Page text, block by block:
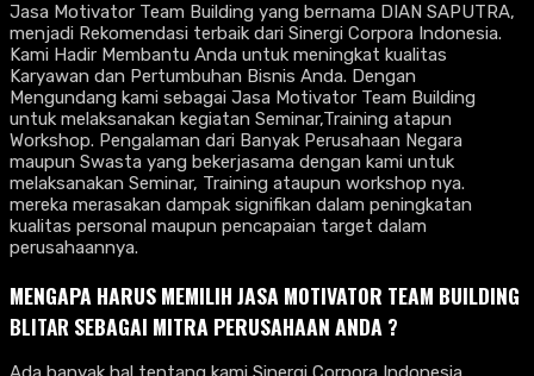
Jasa Motivator Team Building yang bernama DIAN SAPUTRA,
menjadi Rekomendasi terbaik dari Sinergi Corpora Indonesia.
Kami Hadir Membantu Anda untuk meningkat kualitas
Karyawan dan Pertumbuhan Bisnis Anda. Dengan
Mengundang kami sebagai Jasa Motivator Team Building
untuk melaksanakan kegiatan Seminar,Training atapun
Workshop. Pengalaman dari Banyak Perusahaan Negara
maupun Swasta yang bekerjasama dengan kami untuk
melaksanakan Seminar, Training ataupun workshop nya.
mereka merasakan dampak signifikan dalam peningkatan
kualitas personal maupun pencapaian target dalam
perusahaannya.
MENGAPA HARUS MEMILIH JASA MOTIVATOR TEAM BUILDING
BLITAR SEBAGAI MITRA PERUSAHAAN ANDA ?